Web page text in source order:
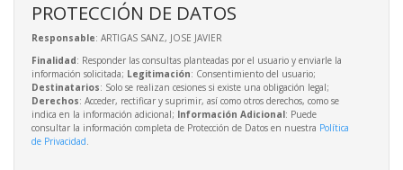
PROTECCIÓN DE DATOS
Responsable: ARTIGAS SANZ, JOSE JAVIER
Finalidad: Responder las consultas planteadas por el usuario y enviarle la
información solicitada; Legitimación: Consentimiento del usuario;
Destinatarios: Solo se realizan cesiones si existe una obligación legal;
Derechos: Acceder, rectificar y suprimir, así como otros derechos, como se
indica en la información adicional; Información Adicional: Puede
consultar la información completa de Protección de Datos en nuestra Política
de Privacidad